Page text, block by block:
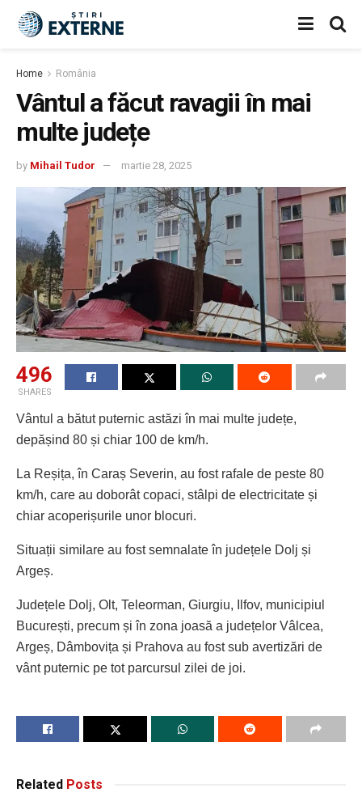
Home România
Vântul a făcut ravagii în mai
multe județe
by Mihail Tudor martie 28, 2025
496
SHARES
Vântul a bătut puternic astăzi în mai multe județe,
depășind 80 și chiar 100 de km/h.
La Reșița, în Caraș Severin, au fost rafale de peste 80
km/h, care au doborât copaci, stâlpi de electricitate și
chiar acoperișurile unor blocuri.
Situații similare au fost semnalate în județele Dolj și
Argeș.
Județele Dolj, Olt, Teleorman, Giurgiu, Ilfov, municipiul
București, precum și în zona joasă a județelor Vâlcea,
Argeș, Dâmbovița și Prahova au fost sub avertizări de
vânt puternic pe tot parcursul zilei de joi.
Related Posts